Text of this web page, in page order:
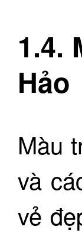
1.4.
Hảo
Màu
và
vẻ